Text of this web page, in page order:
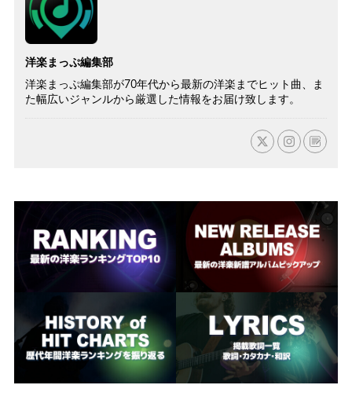
洋楽まっぷ編集部
洋楽まっぷ編集部が70年代から最新の洋楽までヒット曲、ま
た幅広いジャンルから厳選した情報をお届け致します。